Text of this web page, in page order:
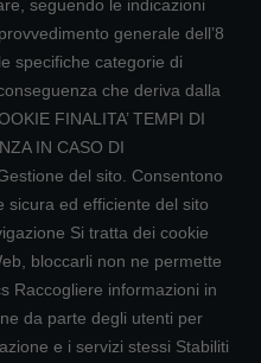
seguendo le indicazioni
generale dell’8
specifiche categorie di
che deriva dalla
FINALITA’ TEMPI DI
IN CASO DI
del sito. Consentono
sicura ed efficiente del sito
Si tratta dei cookie
bloccarli non ne permette
Raccogliere informazioni in
da parte degli utenti per
e i servizi stessi Stabiliti